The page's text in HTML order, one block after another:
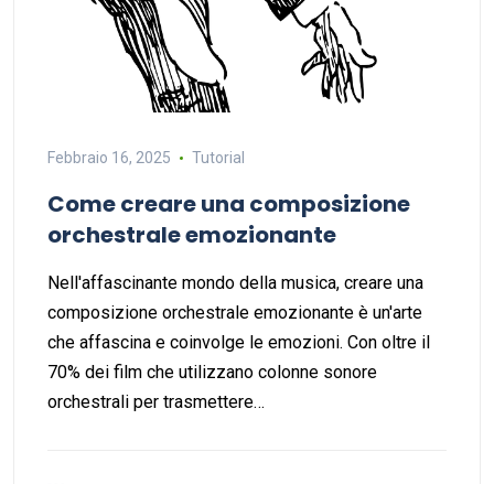
Febbraio 16, 2025 Tutorial
Come creare una composizione
orchestrale emozionante
Nell'affascinante mondo della musica, creare una
composizione orchestrale emozionante è un'arte
che affascina e coinvolge le emozioni. Con oltre il
70% dei film che utilizzano colonne sonore
orchestrali per trasmettere…